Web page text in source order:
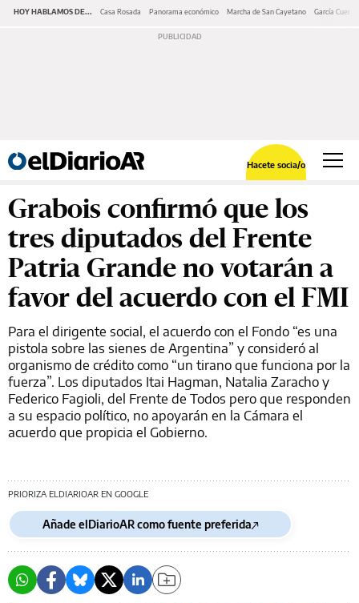
HOY HABLAMOS DE... Casa Rosada Panorama económico Marcha de San Cayetano García Cuerva
Hacete socia/o
Grabois confirmó que los
tres diputados del Frente
Patria Grande no votarán a
favor del acuerdo con el FMI
Para el dirigente social, el acuerdo con el Fondo “es una
pistola sobre las sienes de Argentina” y consideró al
organismo de crédito como “un tirano que funciona por la
fuerza”. Los diputados Itai Hagman, Natalia Zaracho y
Federico Fagioli, del Frente de Todos pero que responden
a su espacio político, no apoyarán en la Cámara el
acuerdo que propicia el Gobierno.
PRIORIZA ELDIARIOAR EN GOOGLE
Añade elDiarioAR como fuente preferida